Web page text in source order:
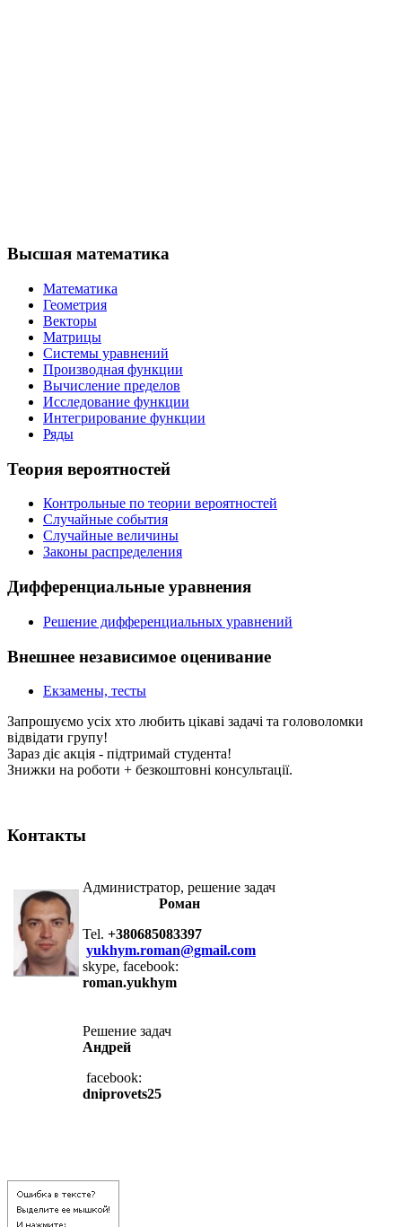
Высшая математика
Математика
Геометрия
Векторы
Матрицы
Системы уравнений
Производная функции
Вычисление пределов
Исследование функции
Интегрирование функции
Ряды
Теория вероятностей
Контрольные по теории вероятностей
Случайные события
Случайные величины
Законы распределения
Дифференциальные уравнения
Решение дифференциальных уравнений
Внешнее независимое оценивание
Екзамены, тесты
Запрошуємо усіх хто любить цікаві задачі та головоломки
відвідати групу!
Зараз діє акція - підтримай студента!
Знижки на роботи + безкоштовні консультації.
Контакты
Администратор, решение задач
Роман
Tel. +380685083397
yukhym.roman@gmail.com
skype, facebook:
roman.yukhym
Решение задач
Андрей
facebook:
dniprovets25